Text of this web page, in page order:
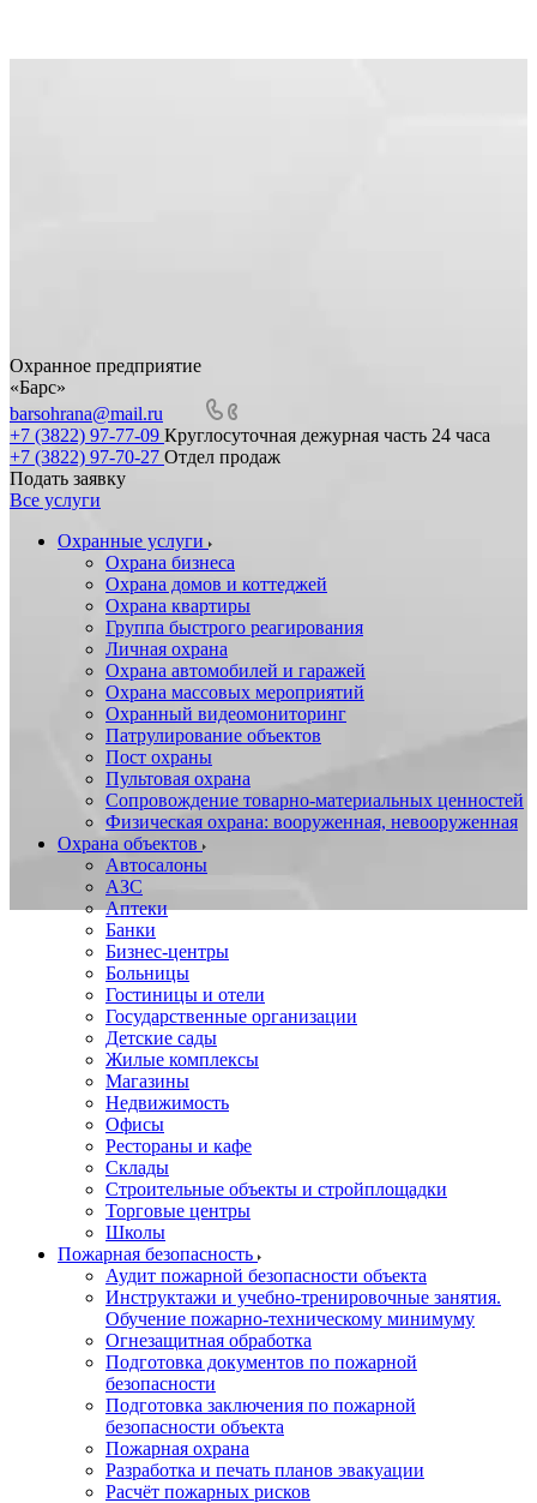
Охранное предприятие
«Барс»
barsohrana@mail.ru
+7 (3822) 97-77-09 Круглосуточная дежурная часть 24 часа
+7 (3822) 97-70-27 Отдел продаж
Подать заявку
Все услуги
Охранные услуги
Охрана бизнеса
Охрана домов и коттеджей
Охрана квартиры
Группа быстрого реагирования
Личная охрана
Охрана автомобилей и гаражей
Охрана массовых мероприятий
Охранный видеомониторинг
Патрулирование объектов
Пост охраны
Пультовая охрана
Сопровождение товарно-материальных ценностей
Физическая охрана: вооруженная, невооруженная
Охрана объектов
Автосалоны
АЗС
Аптеки
Банки
Бизнес-центры
Больницы
Гостиницы и отели
Государственные организации
Детские сады
Жилые комплексы
Магазины
Недвижимость
Офисы
Рестораны и кафе
Склады
Строительные объекты и стройплощадки
Торговые центры
Школы
Пожарная безопасность
Аудит пожарной безопасности объекта
Инструктажи и учебно-тренировочные занятия.
Обучение пожарно-техническому минимуму
Огнезащитная обработка
Подготовка документов по пожарной
безопасности
Подготовка заключения по пожарной
безопасности объекта
Пожарная охрана
Разработка и печать планов эвакуации
Расчёт пожарных рисков